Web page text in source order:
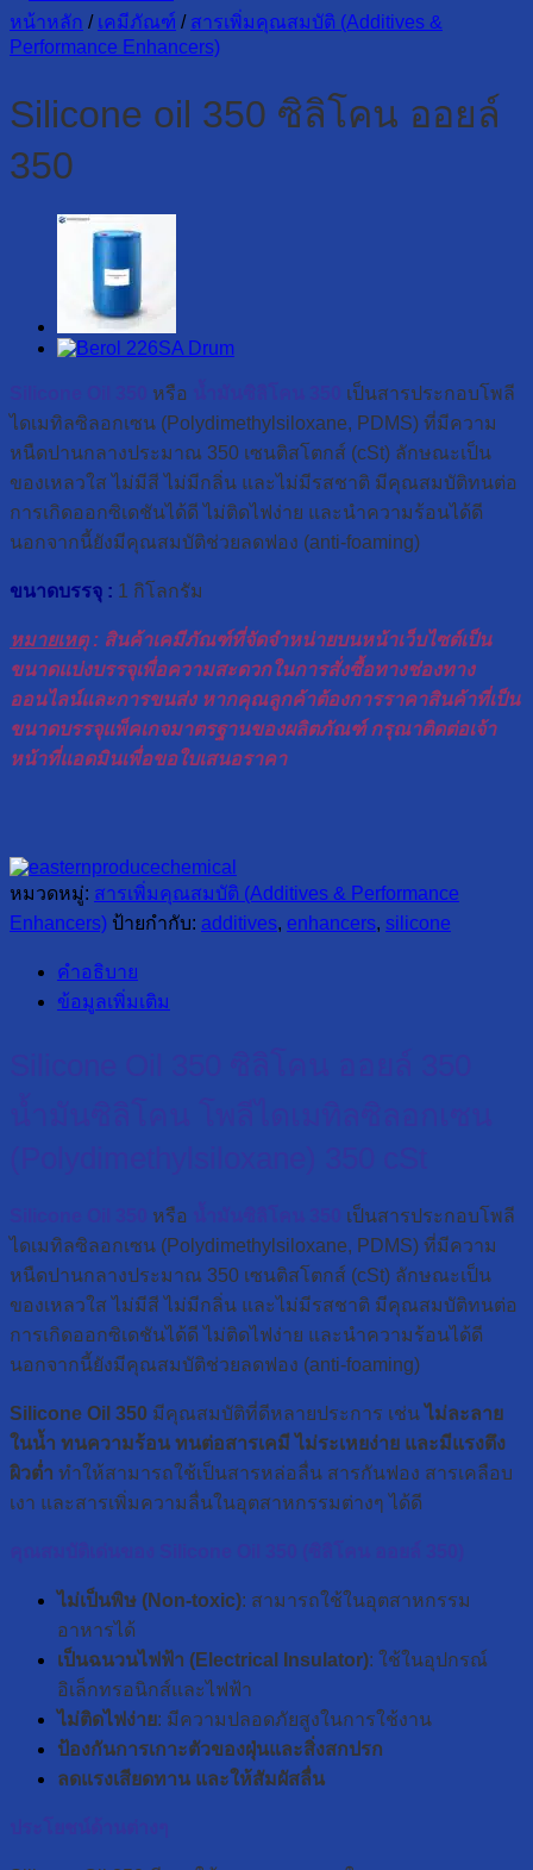
หน้าหลัก / เคมีภัณฑ์ / สารเพิ่มคุณสมบัติ (Additives &
Performance Enhancers)
Silicone oil 350 ซิลิโคน ออยล์
350
หรือ
เป็นสารประกอบโพลี
ไดเมทิลซิลอกเซน (Polydimethylsiloxane, PDMS) ที่มีความ
หนืดปานกลางประมาณ 350 เซนติสโตกส์ (cSt) ลักษณะเป็น
ของเหลวใส ไม่มีสี ไม่มีกลิ่น และไม่มีรสชาติ มีคุณสมบัติทนต่อ
การเกิดออกซิเดชันได้ดี ไม่ติดไฟง่าย และนำความร้อนได้ดี
นอกจากนี้ยังมีคุณสมบัติช่วยลดฟอง (anti-foaming)
ขนาดบรรจุ : 1 กิโลกรัม
หมายเหตุ: สินค้าเคมีภัณฑ์ที่จัดจำหน่ายบนหน้าเว็บไซต์เป็น
ขนาดแบ่งบรรจุเพื่อความสะดวกในการสั่งซื้อทางช่องทาง
ออนไลน์และการขนส่ง หากคุณลูกค้าต้องการราคาสินค้าที่เป็น
ขนาดบรรจุแพ็คเกจมาตรฐานของผลิตภัณฑ์ กรุณาติดต่อเจ้า
หน้าที่แอดมินเพื่อขอใบเสนอราคา
หมวดหมู่: สารเพิ่มคุณสมบัติ (Additives & Performance
Enhancers) ป้ายกำกับ: additives, enhancers, silicone
คำอธิบาย
ข้อมูลเพิ่มเติม
หรือ
เป็นสารประกอบโพลี
ไดเมทิลซิลอกเซน (Polydimethylsiloxane, PDMS) ที่มีความ
หนืดปานกลางประมาณ 350 เซนติสโตกส์ (cSt) ลักษณะเป็น
ของเหลวใส ไม่มีสี ไม่มีกลิ่น และไม่มีรสชาติ มีคุณสมบัติทนต่อ
การเกิดออกซิเดชันได้ดี ไม่ติดไฟง่าย และนำความร้อนได้ดี
นอกจากนี้ยังมีคุณสมบัติช่วยลดฟอง (anti-foaming)
Silicone Oil 350 มีคุณสมบัติที่ดีหลายประการ เช่น ไม่ละลาย
ในน้ำ ทนความร้อน ทนต่อสารเคมี ไม่ระเหยง่าย และมีแรงตึง
ผิวต่ำ ทำให้สามารถใช้เป็นสารหล่อลื่น สารกันฟอง สารเคลือบ
เงา และสารเพิ่มความลื่นในอุตสาหกรรมต่างๆ ได้ดี
ไม่เป็นพิษ (Non-toxic): สามารถใช้ในอุตสาหกรรม
อาหารได้
เป็นฉนวนไฟฟ้า (Electrical Insulator): ใช้ในอุปกรณ์
อิเล็กทรอนิกส์และไฟฟ้า
ไม่ติดไฟง่าย: มีความปลอดภัยสูงในการใช้งาน
ป้องกันการเกาะตัวของฝุ่นและสิ่งสกปรก
ลดแรงเสียดทาน และให้สัมผัสลื่น